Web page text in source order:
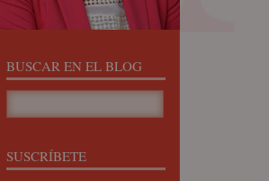
BUSCAR EN EL BLOG
SUSCRÍBETE